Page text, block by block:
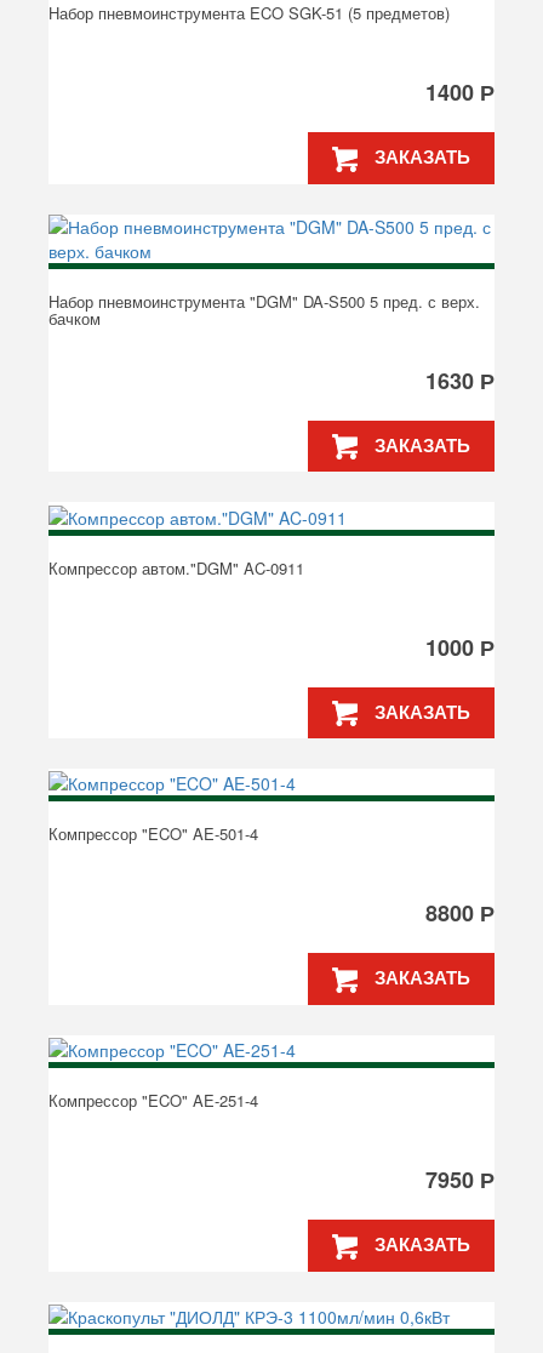
Набор пневмоинструмента ECO SGK-51 (5 предметов)
1400 Р
ЗАКАЗАТЬ
Набор пневмоинструмента "DGM" DA-S500 5 пред. с верх.
бачком
1630 Р
ЗАКАЗАТЬ
Компрессор автом."DGM" AC-0911
1000 Р
ЗАКАЗАТЬ
Компрессор "ECO" AE-501-4
8800 Р
ЗАКАЗАТЬ
Компрессор "ECO" AE-251-4
7950 Р
ЗАКАЗАТЬ